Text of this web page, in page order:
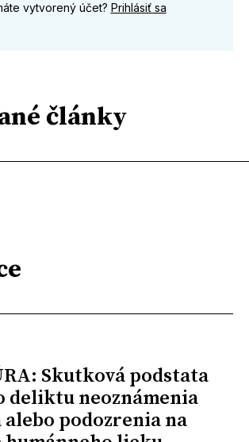
vytvorený účet? Prihlásiť sa
články
Skutková podstata
deliktu neoznámenia
podozrenia na